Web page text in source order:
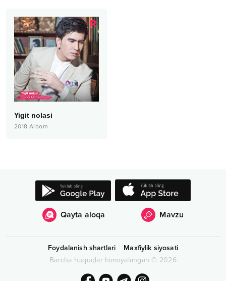
Yigit nolasi
2018 Albom
Qayta aloqa Mavzu
Foydalanish shartlari
Maxfiylik siyosati
Barcha huquqlar himoyalangan © 2026